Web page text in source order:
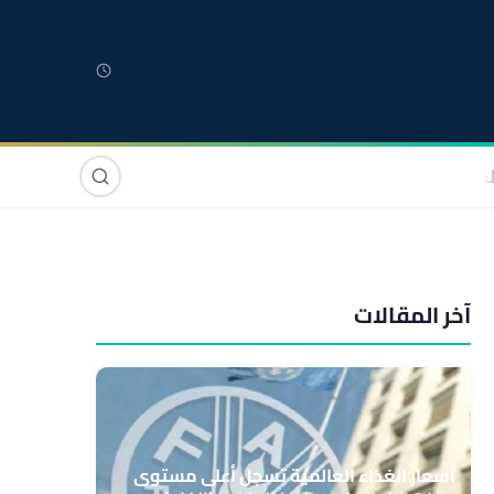
صوت وصورة
آخر المقالات
أسعار الغذاء العالمية تسجل أعلى مستوى